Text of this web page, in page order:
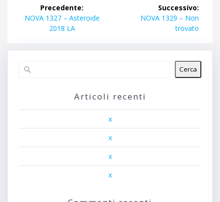
articoli
Precedente:
Articolo
precedente:
NOVA 1327 – Asteroide
2018 LA
Successivo:
Articolo
successivo:
NOVA 1329 – Non
trovato
Cerca
Articoli recenti
x
x
x
x